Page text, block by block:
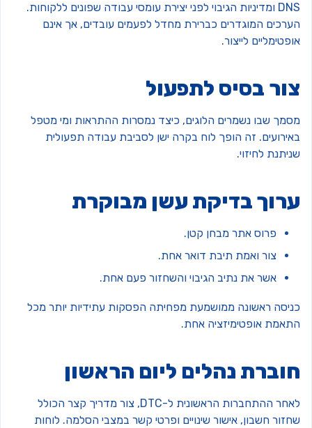
DNS ומדיניות הגיבוי לפני יצירת עומסי עבודה שפונים ללקוחות.
המוגדרים כברירת מחדל לפעמים עובדים, אך אינם
לייצור.
בסיס לתפעול
שבו נשמרים הלוגים, כיצד נמסרות ההתראות ומי מטפל
זה הופך לוח בקרה ישן לסביבת עבודה תפעולית
לחיזוי.
בדיקת עשן מבוקרת
פרוס אתר מבחן קטן.
צור ואמת תיבת דואר אחת.
אשר את נתיב הגיבוי והשחזור פעם אחת.
ראשונה ממושמעת מפחיתה הפסקות עתידיות יותר מכל
אופטימיזציה אחת.
נהלים ליום הראשון
לאחר ההתחברות הראשונית ל-DTC, צור מדריך קצר הכולל
חשבון, אישור שינויים ופרטי קשר במצבי הסלמה. לוחות